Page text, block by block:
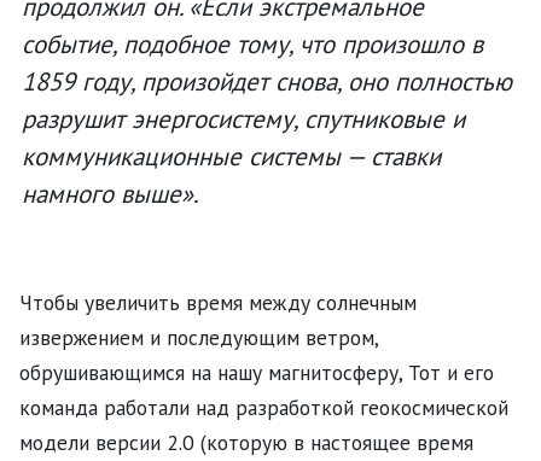
продолжил он. «Если экстремальное
событие, подобное тому, что произошло в
1859 году, произойдет снова, оно полностью
разрушит энергосистему, спутниковые и
коммуникационные системы — ставки
намного выше».
Чтобы увеличить время между солнечным
извержением и последующим ветром,
обрушивающимся на нашу магнитосферу, Тот и его
команда работали над разработкой геокосмической
модели версии 2.0 (которую в настоящее время